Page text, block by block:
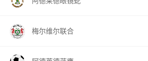
梅尔维尔联合